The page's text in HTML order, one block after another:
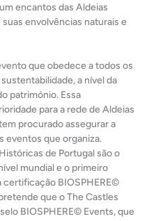
encantos das Aldeias
envolvências naturais e
que obedece a todos os
a nível da
património. Essa
para a rede de Aldeias
procurado assegurar a
eventos que organiza.
de Portugal são o
mundial e o primeiro
certificação BIOSPHERE©
que o The Castles
BIOSPHERE© Events, que